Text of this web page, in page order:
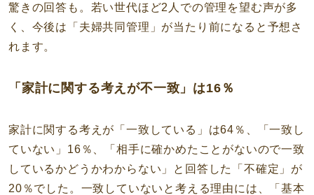
驚きの回答も。若い世代ほど2人での管理を望む声が多
く、今後は「夫婦共同管理」が当たり前になると予想さ
れます。
「家計に関する考えが不一致」は16％
家計に関する考えが「一致している」は64％、「一致し
ていない」16％、「相手に確かめたことがないので一致
しているかどうかわからない」と回答した「不確定」が
20％でした。一致していないと考える理由には、「基本